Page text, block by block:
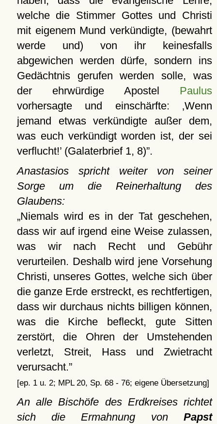
welche die Stimmer Gottes und Christi
mit eigenem Mund verkündigte, (bewahrt
werde und) von ihr keinesfalls
abgewichen werden dürfe, sondern ins
Gedächtnis gerufen werden solle, was
der ehrwürdige Apostel Paulus
vorhersagte und einschärfte:
Wenn
jemand etwas verkündigte außer dem,
was euch verkündigt worden ist, der sei
verflucht!(Galaterbrief 1, 8) .
Anastasios spricht weiter von seiner
Sorge um die Reinerhaltung des
Glaubens:
Niemals wird es in der Tat geschehen,
dass wir auf irgend eine Weise zulassen,
was wir nach Recht und Gebühr
verurteilen. Deshalb wird jene Vorsehung
Christi, unseres Gottes, welche sich über
die ganze Erde erstreckt, es rechtfertigen,
dass wir durchaus nichts billigen können,
was die Kirche befleckt, gute Sitten
zerstört, die Ohren der Umstehenden
verletzt, Streit, Hass und Zwietracht
verursacht.
[ep. 1 u. 2; MPL 20, Sp. 68 - 76; eigene Übersetzung]
An alle Bischöfe des Erdkreises richtet
sich die Ermahnung von Papst